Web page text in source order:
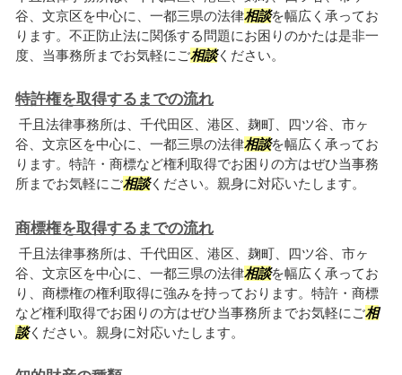
谷、文京区を中心に、一都三県の法律相談を幅広く承ってお
ります。不正防止法に関係する問題にお困りのかたは是非一
度、当事務所までお気軽にご相談ください。
特許権を取得するまでの流れ
千且法律事務所は、千代田区、港区、麹町、四ツ谷、市ヶ
谷、文京区を中心に、一都三県の法律相談を幅広く承ってお
ります。特許・商標など権利取得でお困りの方はぜひ当事務
所までお気軽にご相談ください。親身に対応いたします。
商標権を取得するまでの流れ
千且法律事務所は、千代田区、港区、麹町、四ツ谷、市ヶ
谷、文京区を中心に、一都三県の法律相談を幅広く承ってお
り、商標権の権利取得に強みを持っております。特許・商標
など権利取得でお困りの方はぜひ当事務所までお気軽にご相
談ください。親身に対応いたします。